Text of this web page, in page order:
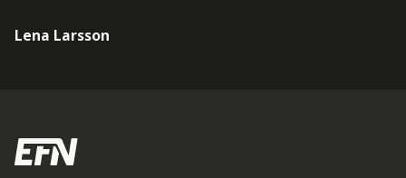
Lena Larsson